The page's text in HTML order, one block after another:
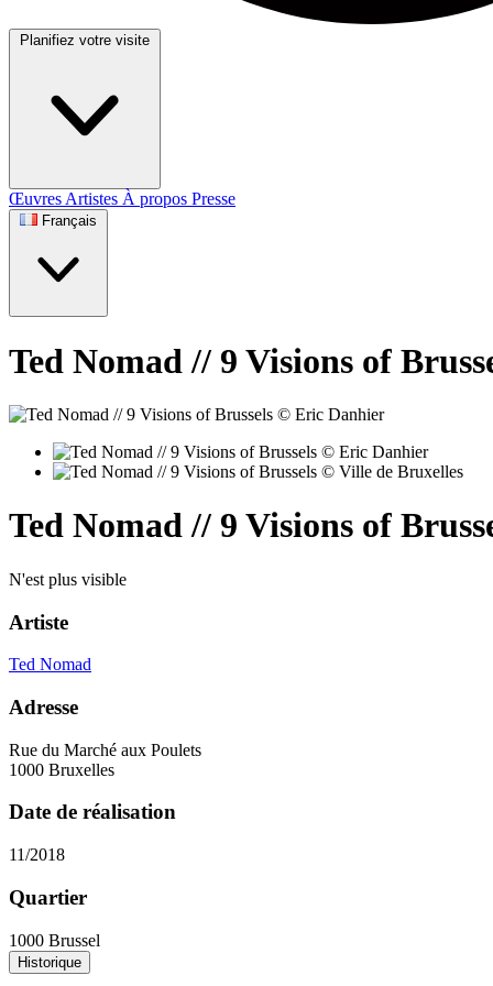
Planifiez votre visite
Œuvres Artistes À propos Presse
Français
Ted Nomad // 9 Visions of
Ted Nomad // 9 Visions of
N'est plus visible
Artiste
Ted Nomad
Adresse
Rue du Marché aux Poulets
1000 Bruxelles
Date de réalisation
11/2018
Quartier
1000 Brussel
Historique